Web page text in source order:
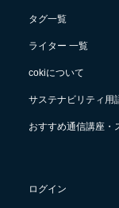
タグ一覧
ライター 一覧
cokiについて
サステナビリティ用
おすすめ通信講座・
ログイン